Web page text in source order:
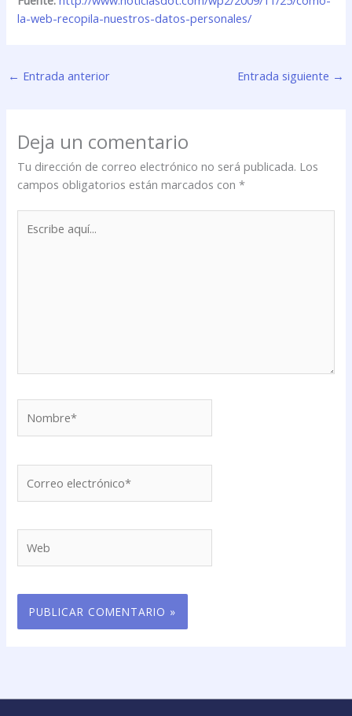
la-web-recopila-nuestros-datos-personales/
← Entrada anterior Entrada siguiente →
Deja un comentario
Tu dirección de correo electrónico no será publicada. Los
campos obligatorios están marcados con*
aquí...
electrónico*